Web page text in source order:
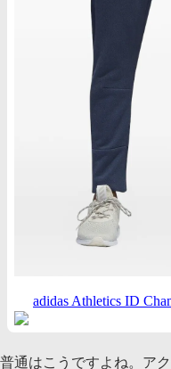
adidas Athletics ID
普通はこうですよね。ア